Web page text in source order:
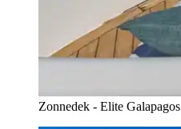
Zonnedek - Elite Galapagos